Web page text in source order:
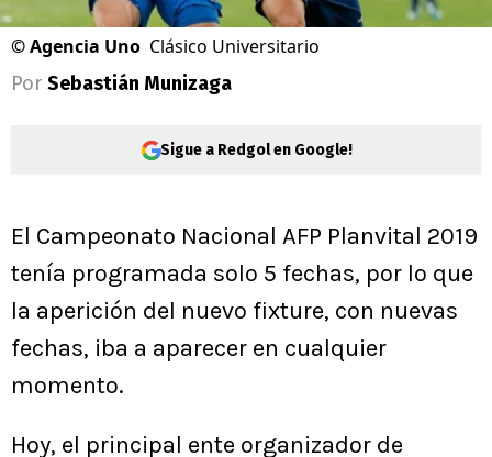
©Agencia Uno Clásico Universitario
Por Sebastián Munizaga
Sigue a Redgol en Google!
El Campeonato Nacional AFP Planvital 2019
tenía programada solo 5 fechas, por lo que
la aperición del nuevo fixture, con nuevas
fechas, iba a aparecer en cualquier
momento.
Hoy, el principal ente organizador de